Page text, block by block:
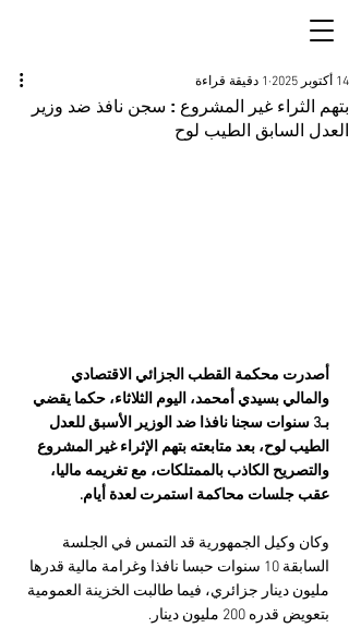
بتهم الثراء غير المشروع : سجن نافذ ضد وزير
العدل السابق الطيب لوح
14 أكتوبر 2025 1 دقيقة قراءة
أصدرت محكمة القطب الجزائي الاقتصادي
والمالي بسيدي أمحمد، اليوم الثلاثاء، حكما يقضي
بـ3 سنوات سجنا نافذا ضد الوزير الأسبق للعدل
الطيب لوح، بعد متابعته بتهم الإثراء غير المشروع
والتصريح الكاذب بالممتلكات، مع تغريمه ماليا،
عقب جلسات محاكمة استمرت لعدة أيام.
وكان وكيل الجمهورية قد التمس في الجلسة
السابقة 10 سنوات حبسا نافذا وغرامة مالية قدرها
مليون دينار جزائري، فيما طالبت الخزينة العمومية
بتعويض قدره 200 مليون دينار.